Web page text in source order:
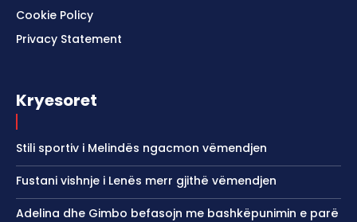
Cookie Policy
Privacy Statement
Kryesoret
Stili sportiv i Melindës ngacmon vëmendjen
Fustani vishnje i Lenës merr gjithë vëmendjen
Adelina dhe Gimbo befasojn me bashkëpunimin e parë